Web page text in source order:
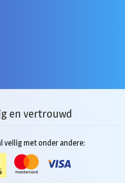
en vertrouwd
veilig met onder andere: